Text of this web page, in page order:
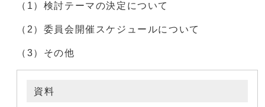
（1）検討テーマの決定について
（2）委員会開催スケジュールについて
（3）その他
資料